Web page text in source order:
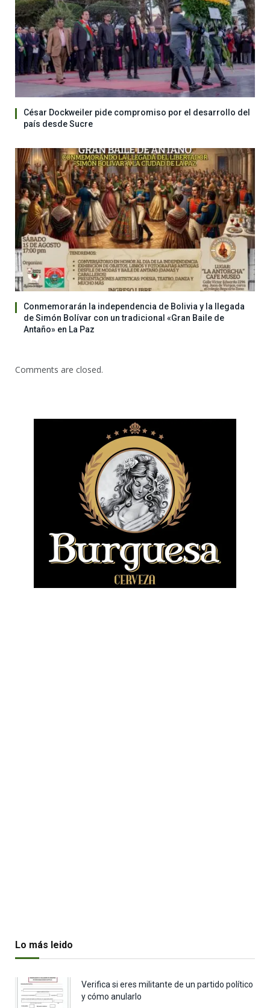
César Dockweiler pide compromiso por el desarrollo del
país desde Sucre
Conmemorarán la independencia de Bolivia y la llegada
de Simón Bolívar con un tradicional «Gran Baile de
Antaño» en La Paz
Comments are closed.
Lo más leido
Verifica si eres militante de un partido político
y cómo anularlo